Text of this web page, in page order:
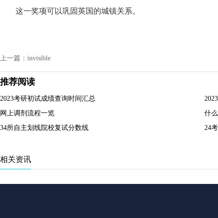
这一奖项可以巩固英国的城镇关系。
上一篇：invisible
推荐阅读
2023考研初试成绩查询时间汇总
网上调剂流程一览
什
34所自主划线院校复试分数线
24
相关资讯